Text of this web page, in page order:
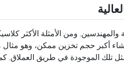
ومن الأمثلة الأكثر
أكبر حجم تخزين ممكن، وهو مثال
مثل تلك الموجودة في طريق